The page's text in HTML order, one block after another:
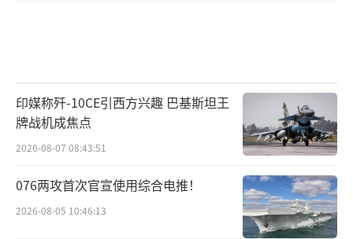
机构成严重威胁。
《防务新闻》称，五角大楼正在研究利用
人造卫星而不是预警机来提供空中目标指示。
该技术是指通过雷达或其他技术来识别和追踪
目标，并将其与友军或民用资产区分开。赫格
塞思表示，未来美军大量情报、监视和侦察（I
印媒称歼-10CE引西方兴趣 巴基斯坦王
牌战机成焦点
2026-08-07 08:43:51
076两攻首次官宣使用综合电推！
2026-08-05 10:46:13